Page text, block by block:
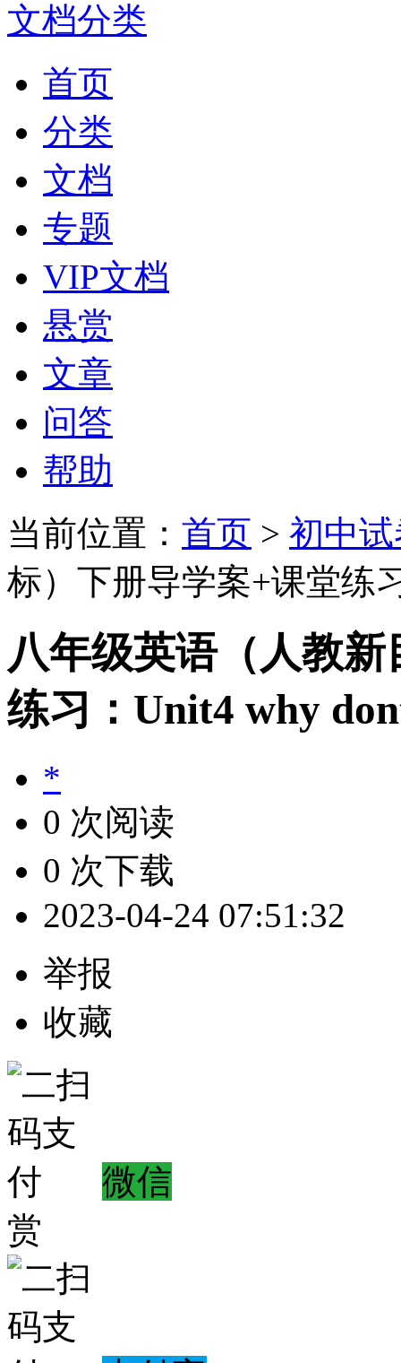
文档分类
首页
分类
文档
专题
VIP文档
悬赏
文章
问答
帮助
当前位置： 首页 > 初中
标）下册导学案+课堂练
八年级英语（人教
练习：Unit4 why
*
0 次阅读
0 次下载
2023-04-24 07:51:32
举报
收藏
微信
赏